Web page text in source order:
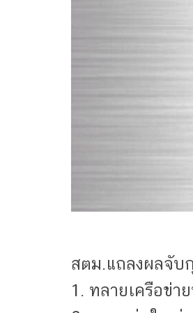
สตม.แถลงผลจั
1. ทลายเครือข่า